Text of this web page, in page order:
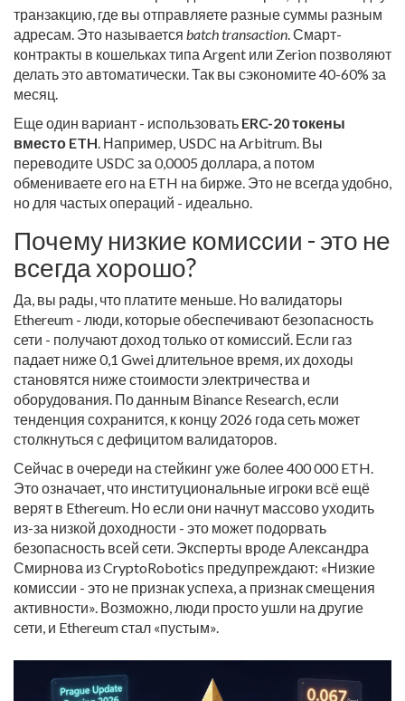
транзакцию, где вы отправляете разные суммы разным
адресам. Это называется batch transaction . Смарт-
контракты в кошельках типа Argent или Zerion позволяют
делать это автоматически. Так вы сэкономите 40-60% за
месяц.
Еще один вариант - использовать ERC-20 токены
вместо ETH . Например, USDC на Arbitrum. Вы
переводите USDC за 0,0005 доллара, а потом
обмениваете его на ETH на бирже. Это не всегда удобно,
но для частых операций - идеально.
Почему низкие комиссии - это не
всегда хорошо?
Да, вы рады, что платите меньше. Но валидаторы
Ethereum - люди, которые обеспечивают безопасность
сети - получают доход только от комиссий. Если газ
падает ниже 0,1 Gwei длительное время, их доходы
становятся ниже стоимости электричества и
оборудования. По данным Binance Research, если
тенденция сохранится, к концу 2026 года сеть может
столкнуться с дефицитом валидаторов.
Сейчас в очереди на стейкинг уже более 400 000 ETH.
Это означает, что институциональные игроки всё ещё
верят в Ethereum. Но если они начнут массово уходить
из-за низкой доходности - это может подорвать
безопасность всей сети. Эксперты вроде Александра
Смирнова из CryptoRobotics предупреждают: «Низкие
комиссии - это не признак успеха, а признак смещения
активности». Возможно, люди просто ушли на другие
сети, и Ethereum стал «пустым».